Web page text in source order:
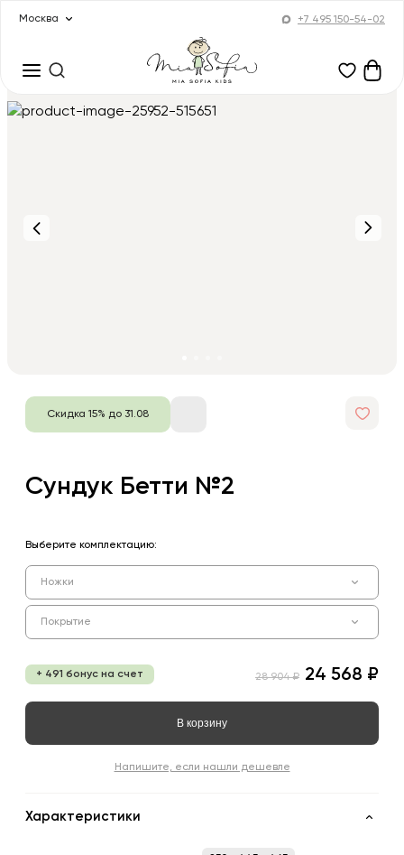
Москва +7 495 150-54-02
Скидка 15% до 31.08
Сундук Бетти №2
Выберите комплектацию:
Ножки
Покрытие
+ 491 бонус на счет 28 904 ₽ 24 568 ₽
В корзину
Напишите, если нашли дешевле
Характеристики